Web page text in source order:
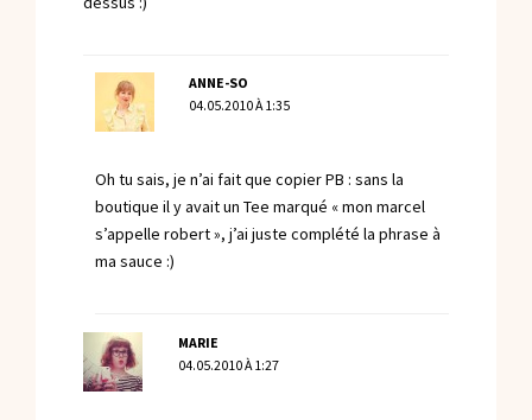
ANNE-SO
04.05.2010 À 1:35
Oh tu sais, je n’ai fait que copier PB : sans la
boutique il y avait un Tee marqué « mon marcel
s’appelle robert », j’ai juste complété la phrase à
ma sauce :)
MARIE
04.05.2010 À 1:27